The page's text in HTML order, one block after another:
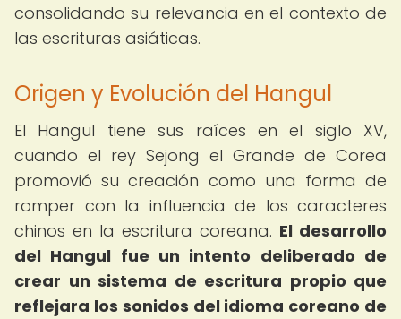
consolidando su relevancia en el contexto de
las escrituras asiáticas.
Origen y Evolución del Hangul
El Hangul tiene sus raíces en el siglo XV,
cuando el rey Sejong el Grande de Corea
promovió su creación como una forma de
romper con la influencia de los caracteres
chinos en la escritura coreana. El desarrollo
del Hangul fue un intento deliberado de
crear un sistema de escritura propio que
reflejara los sonidos del idioma coreano de